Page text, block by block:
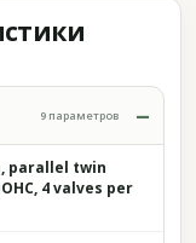
9 параметров
parallel twin
4 valves per